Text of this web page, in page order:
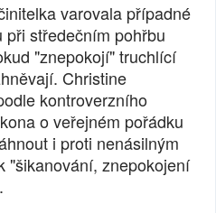
varovala případné
středečním pohřbu
"znepokojí" truchlící
Christine
kontroverzního
o veřejném pořádku
i proti nenásilným
"šikanování, znepokojení